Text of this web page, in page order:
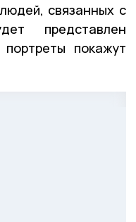
связанных с
представлен
покажут